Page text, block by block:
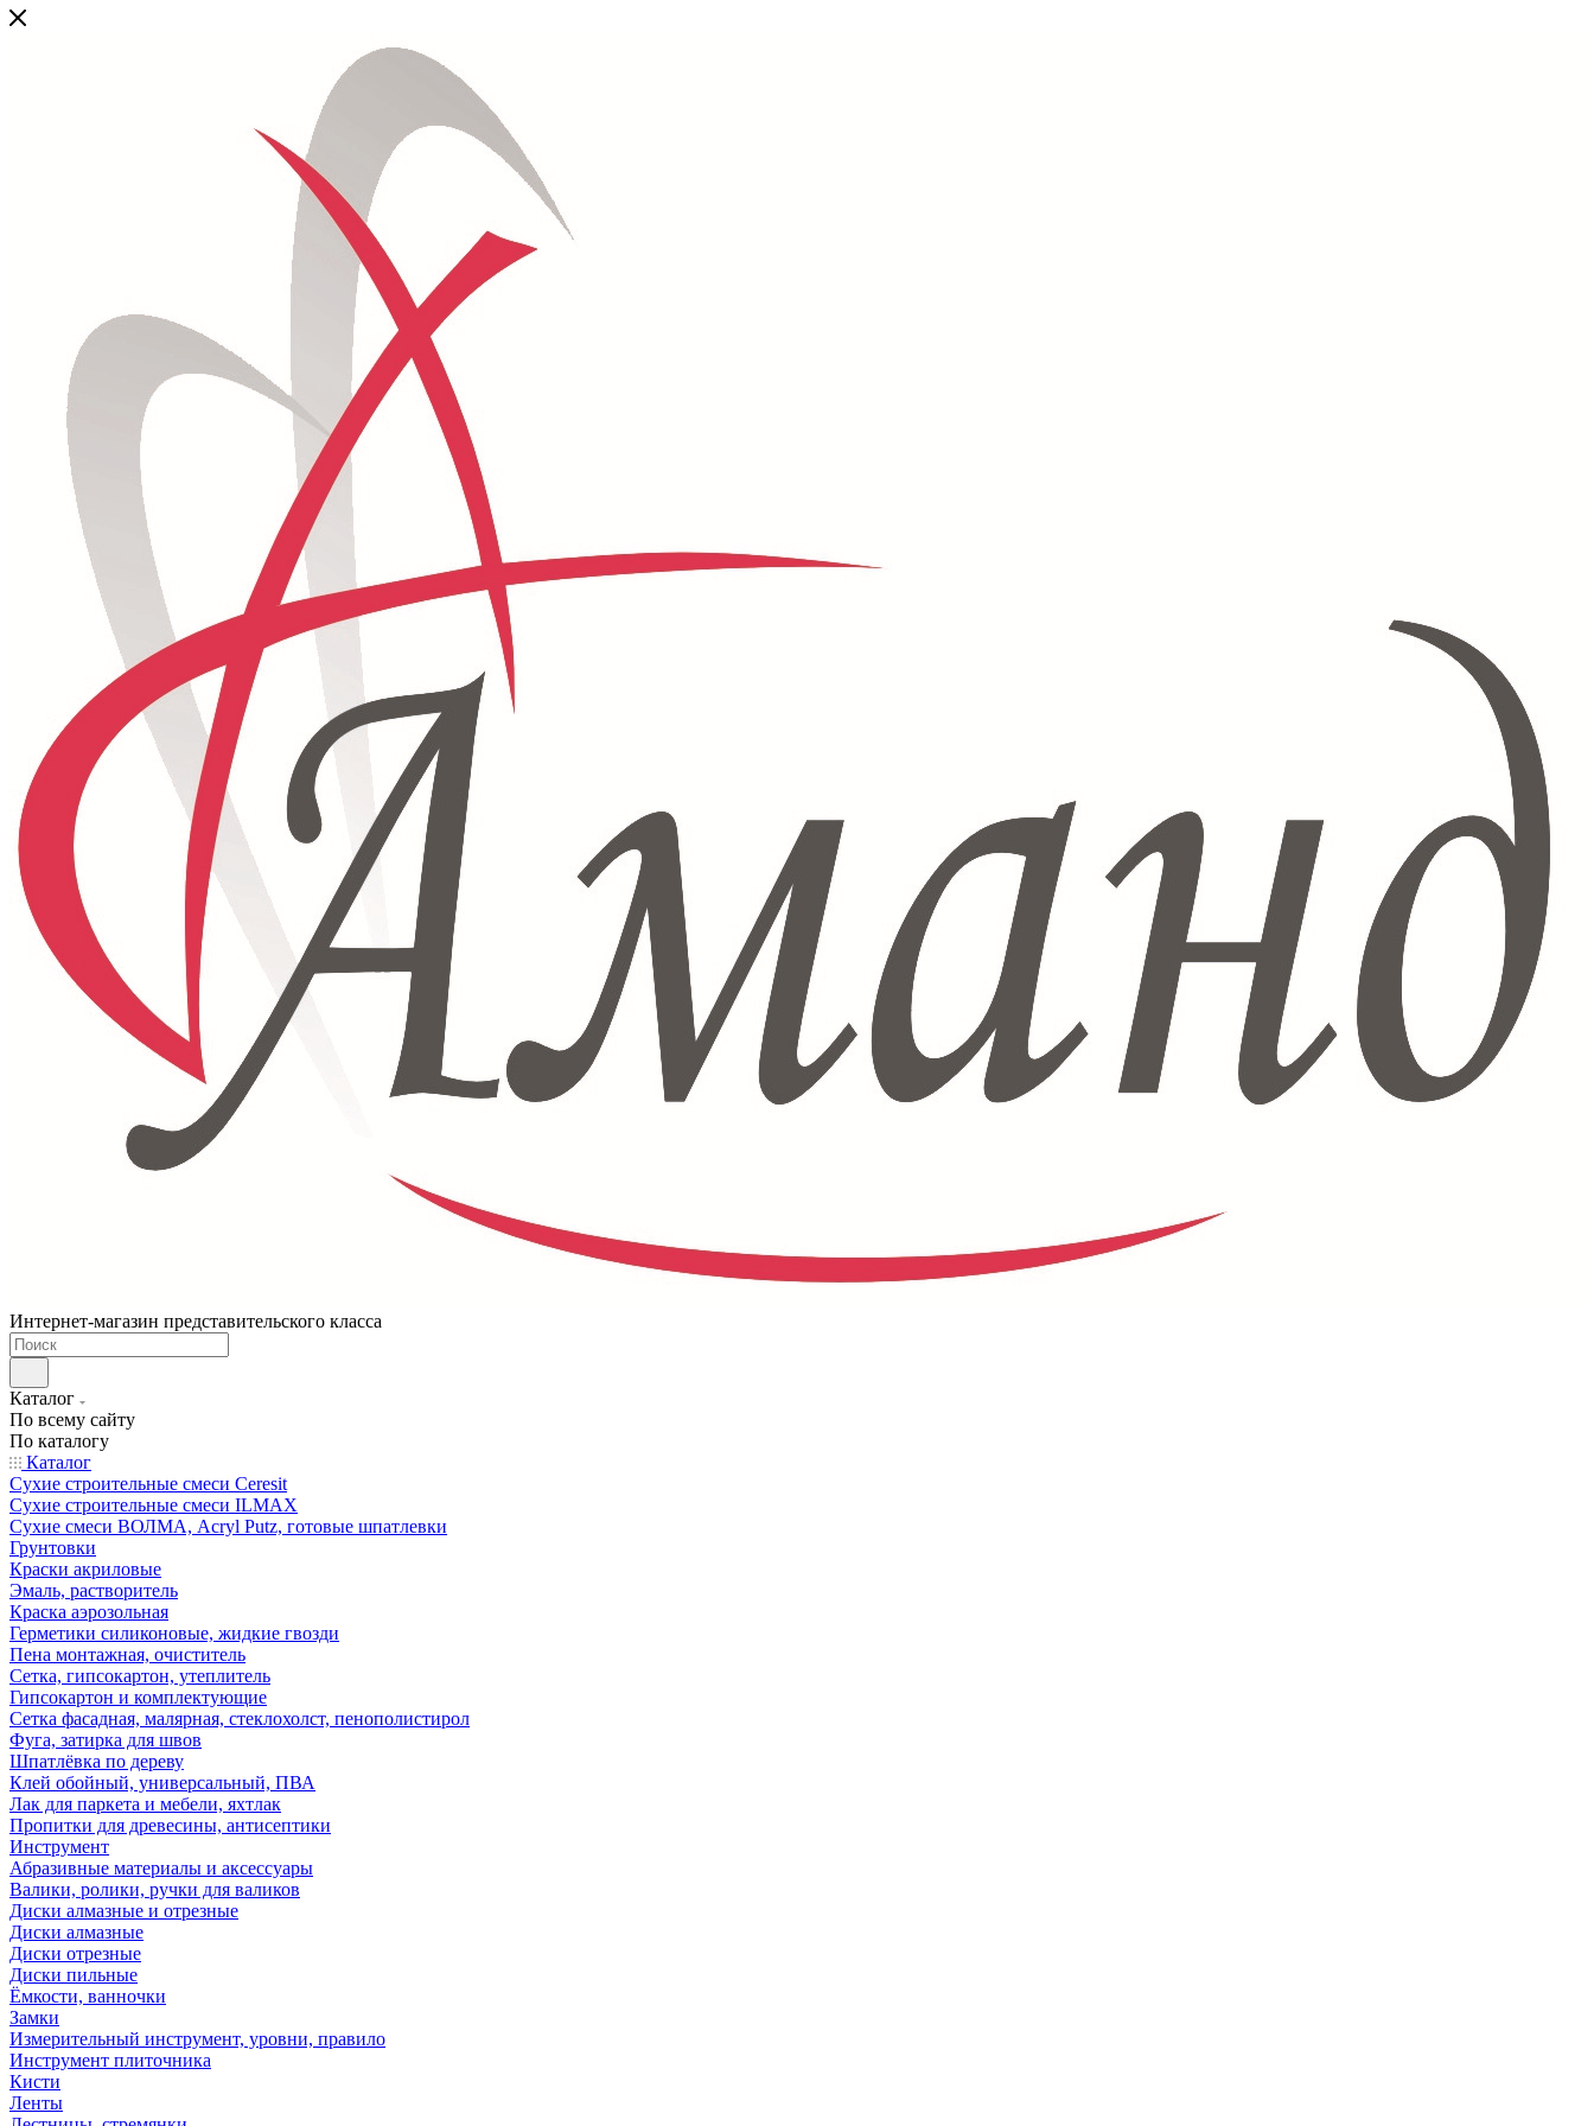
Интернет-магазин представительского класса
Каталог
По всему сайту
По каталогу
Каталог
Сухие строительные смеси Ceresit
Сухие строительные смеси ILMAX
Сухие смеси ВОЛМА, Acryl Putz, готовые шпатлевки
Грунтовки
Краски акриловые
Эмаль, растворитель
Краска аэрозольная
Герметики силиконовые, жидкие гвозди
Пена монтажная, очиститель
Сетка, гипсокартон, утеплитель
Гипсокартон и комплектующие
Сетка фасадная, малярная, стеклохолст, пенополистирол
Фуга, затирка для швов
Шпатлёвка по дереву
Клей обойный, универсальный, ПВА
Лак для паркета и мебели, яхтлак
Пропитки для древесины, антисептики
Инструмент
Абразивные материалы и аксессуары
Валики, ролики, ручки для валиков
Диски алмазные и отрезные
Диски алмазные
Диски отрезные
Диски пильные
Ёмкости, ванночки
Замки
Измерительный инструмент, уровни, правило
Инструмент плиточника
Кисти
Ленты